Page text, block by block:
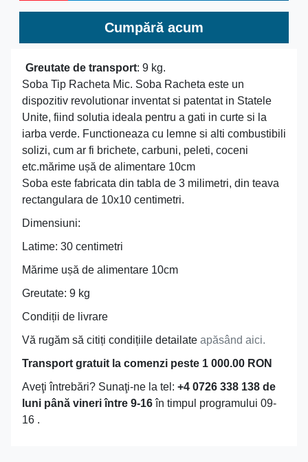
Cumpără acum
Greutate de transport: 9 kg.
Soba Tip Racheta Mic. Soba Racheta este un
dispozitiv revolutionar inventat si patentat in Statele
Unite, fiind solutia ideala pentru a gati in curte si la
iarba verde. Functioneaza cu lemne si alti combustibili
solizi, cum ar fi brichete, carbuni, peleti, coceni
etc.mărime ușă de alimentare 10cm
Soba este fabricata din tabla de 3 milimetri, din teava
rectangulara de 10x10 centimetri.
Dimensiuni:
Latime: 30 centimetri
Mărime ușă de alimentare 10cm
Greutate: 9 kg
Condiții de livrare
Vă rugăm să citiți condițiile detailate apăsând aici.
Transport gratuit la comenzi peste 1 000.00 RON
Aveţi întrebări? Sunaţi-ne la tel: +4 0726 338 138 de
luni până vineri între 9-16în timpul programului 09-
16 .